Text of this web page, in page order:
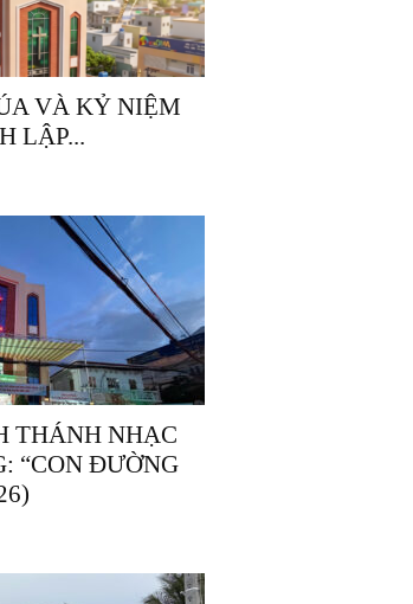
VÀ KỶ NIỆM
LẬP...
THÁNH NHẠC
“CON ĐƯỜNG